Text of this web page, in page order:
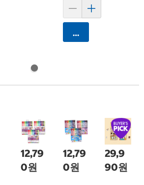
카트에 담기
12,79
0원
12,79
0원
29,9
90원